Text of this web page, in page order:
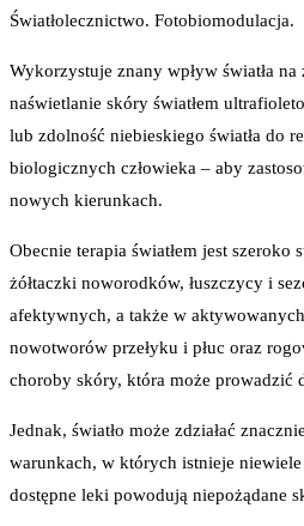
Światłolecznictwo. Fotobiomodulacja.
Wykorzystuje znany wpływ światła
naświetlanie skóry światłem
lub zdolność niebieskiego światła do
biologicznych człowieka – aby
nowych kierunkach.
Obecnie terapia światłem jest szeroko
żółtaczki noworodków, łuszczycy i
afektywnych, a także w
nowotworów przełyku i płuc oraz
choroby skóry, która może prowadzić
Jednak, światło może zdziałać
warunkach, w których istnieje
dostępne leki powodują niepożądane